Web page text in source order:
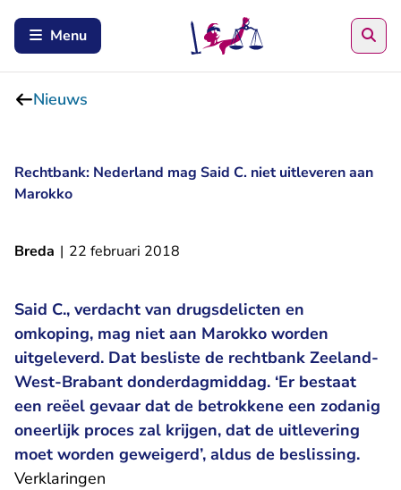
Menu
Nieuws
Rechtbank: Nederland mag Said C. niet uitleveren aan
Marokko
Breda | 22 februari 2018
Said C., verdacht van drugsdelicten en
omkoping, mag niet aan Marokko worden
uitgeleverd. Dat besliste de rechtbank Zeeland-
West-Brabant donderdagmiddag. ‘Er bestaat
een reëel gevaar dat de betrokkene een zodanig
oneerlijk proces zal krijgen, dat de uitlevering
moet worden geweigerd’, aldus de beslissing.
Verklaringen